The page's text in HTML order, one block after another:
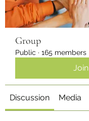
Group
Public · 165 members
Join
Discussion Media